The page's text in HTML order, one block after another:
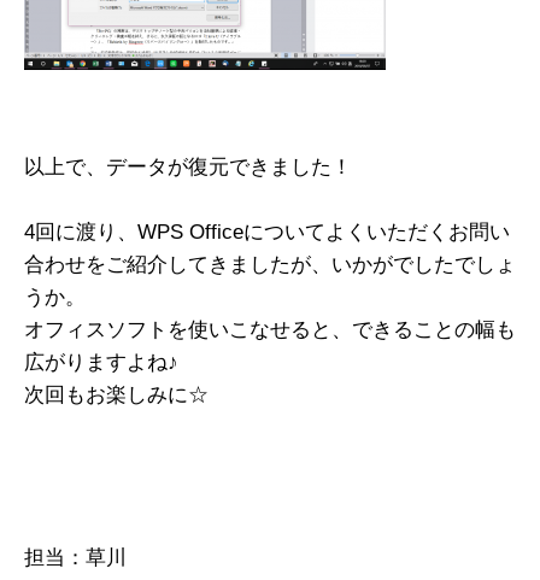
以上で、データが復元できました！
4回に渡り、WPS Officeについてよくいただくお問い
合わせをご紹介してきましたが、いかがでしたでしょ
うか。
オフィスソフトを使いこなせると、できることの幅も
広がりますよね♪
次回もお楽しみに☆
担当：草川